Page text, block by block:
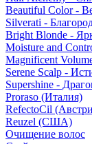
Beautiful Color -
Silverati -
Bright Blonde -
Moisture and
Magnificent
Serene Scalp -
Supershine -
Proraso (Италия)
RefectoCil
Reuzel (США)
Очищение волос